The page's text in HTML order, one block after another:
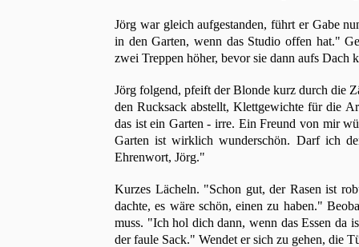
Jörg war gleich aufgestanden, führt er Gabe
in den Garten, wenn das Studio offen hat."
zwei Treppen höher, bevor sie dann aufs Dach
Jörg folgend, pfeift der Blonde kurz durch die
den Rucksack abstellt, Klettgewichte für die
das ist ein Garten - irre. Ein Freund von mir
Garten ist wirklich wunderschön. Darf ich
Ehrenwort, Jörg."
Kurzes Lächeln. "Schon gut, der Rasen ist
dachte, es wäre schön, einen zu haben."
muss. "Ich hol dich dann, wenn das Essen da
der faule Sack." Wendet er sich zu gehen, die